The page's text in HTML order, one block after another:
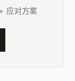
应对方案